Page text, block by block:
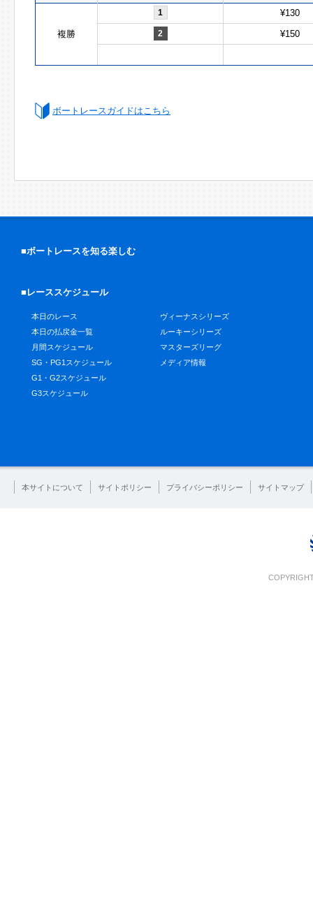
複勝
1 ¥130
2 ¥150
ボートレースガイドはこちら
■ボートレースを知る楽しむ
■レーススケジュール
本日のレース
本日の払戻金一覧
月間スケジュール
SG・PG1スケジュール
G1・G2スケジュール
G3スケジュール
ヴィーナスシリーズ
ルーキーシリーズ
マスターズリーグ
メディア情報
本サイトについて サイトポリシー プライバシーポリシー サイトマップ